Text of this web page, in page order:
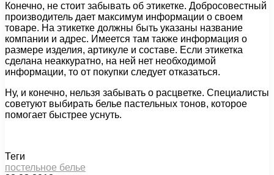
Конечно, не стоит забывать об этикетке. Добросовестный
производитель дает максимум информации о своем
товаре. На этикетке должны быть указаны название
компании и адрес. Имеется там также информация о
размере изделия, артикуле и составе. Если этикетка
сделана неаккуратно, на ней нет необходимой
информации, то от покупки следует отказаться.
Ну, и конечно, нельзя забывать о расцветке. Специалисты
советуют выбирать белье пастельных тонов, которое
помогает быстрее уснуть.
Теги
постельное белье